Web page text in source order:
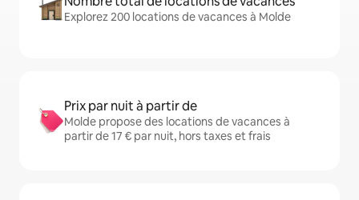
Explorez 200 locations de vacances à Molde
Prix par nuit à partir de
Molde propose des locations de vacances à
partir de 17 € par nuit, hors taxes et frais